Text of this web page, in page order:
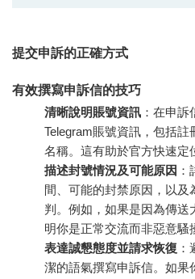
提交申訴的正確方式
有效撰寫申訴信的技巧
清晰說明賬號資訊 ：在申
Telegram賬號資訊，包括
名稱。這有助於官方快速定
描述封號情況及可能原因
間、可能的封禁原因，以及
判。例如，如果是因為傳送
明你是正常交流而非惡意騷
表達誠懇態度並請求恢復
潔的語氣撰寫申訴信。如果